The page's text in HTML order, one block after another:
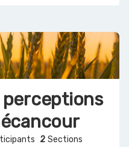
perceptions
2 Sections